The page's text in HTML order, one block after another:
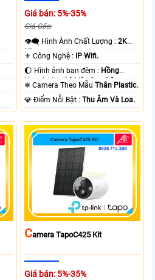
Giá bán: 5%-35%
Giá Gốc:
👁️‍🗨 Hình Ành Chất Lượng :2K
Lite .
⚜️ Công Nghệ : IP Wifi.
🌔 Hình ảnh ban đêm : Hồng
Ngoại 10m Có Màu Ban Ðêm.
❄ Camera Theo MẫuThân Plastic.
️💎 Điểm Nỗi Bật :Thu Âm Và Loa.
CAmera TapoC425 Kit
Giá bán: 5%-35%